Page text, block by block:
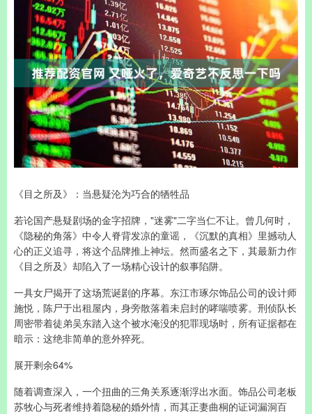
《目之所及》：当悬疑沦为巧合的牺牲品
若论国产悬疑剧场的金字招牌，"迷雾"二字当仁不让。曾几何时，
《隐秘的角落》中令人脊背发凉的童谣，《沉默的真相》里撼动人
心的正义追寻，将这个品牌推上神坛。然而盛名之下，其最新力作
《目之所及》却陷入了一场精心设计的叙事陷阱。
一具女尸揭开了这场荒诞剧的序幕。东江市琢尔饰品公司的设计师
施悦，陈尸于出租屋内，身旁散落着未启封的哮喘喷雾。刑侦队长
周密带着徒弟吴东踏入这个被水淹没的犯罪现场时，所有证据都在
暗示：这绝非简单的意外猝死。
展开剩余64%
随着调查深入，一个扭曲的三角关系逐渐浮出水面。饰品公司老板
苏牧心与死者维持着隐秘的婚外情，而其正妻曲桐的证词漏洞百